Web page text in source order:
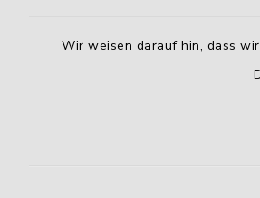
Wir weisen darauf hin, dass